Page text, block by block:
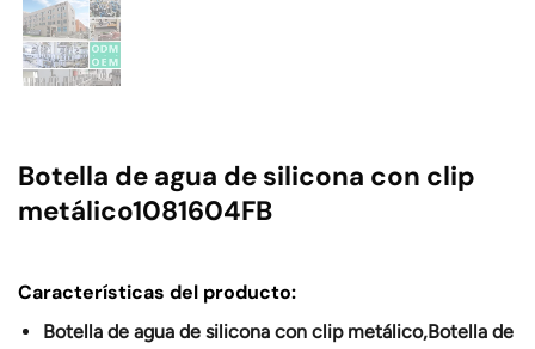
Botella de agua de silicona con clip
metálico1081604FB
Características del producto:
Botella de agua de silicona con clip metálico,Botella de